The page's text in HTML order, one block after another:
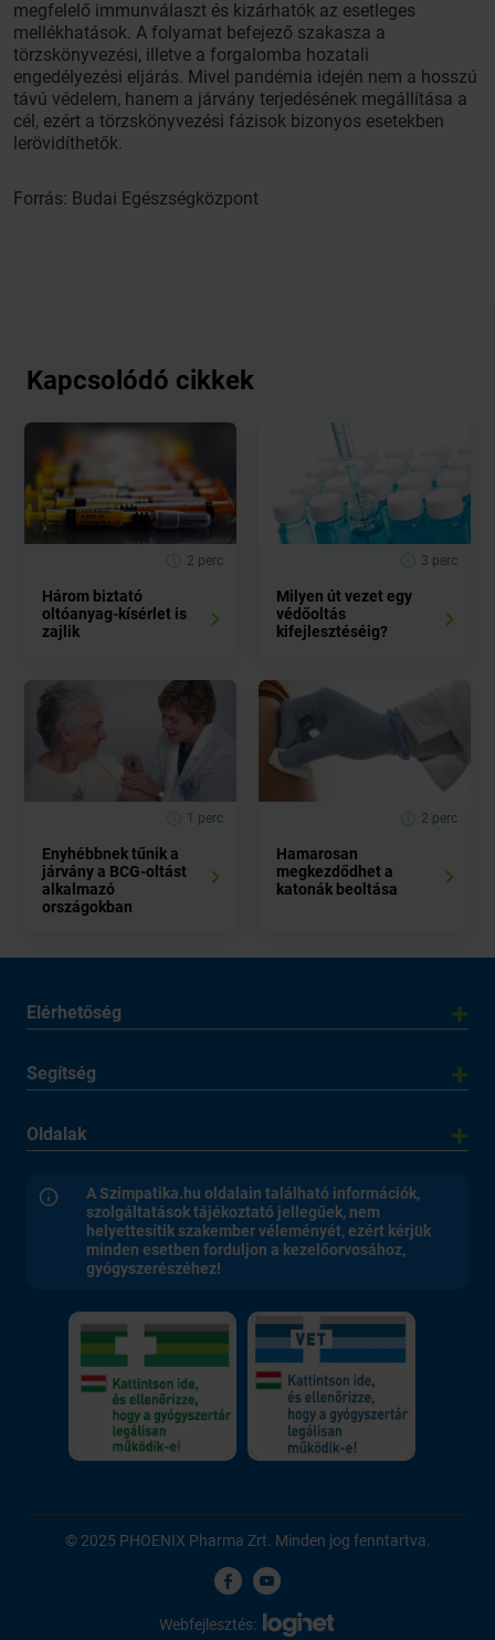
megfelelő immunválaszt és kizárhatók az esetleges
mellékhatások. A folyamat befejező szakasza a
törzskönyvezési, illetve a forgalomba hozatali
engedélyezési eljárás. Mivel pandémia idején nem a hosszú
távú védelem, hanem a járvány terjedésének megállítása a
cél, ezért a törzskönyvezési fázisok bizonyos esetekben
lerövidíthetők.
Forrás: Budai Egészségközpont
Kapcsolódó cikkek
2 perc
Három biztató
oltóanyag-kísérlet is
zajlik
3 perc
Milyen út vezet egy
védőoltás
kifejlesztéséig?
1 perc
Enyhébbnek tűnik a
járvány a BCG-oltást
alkalmazó
országokban
2 perc
Hamarosan
megkezdődhet a
katonák beoltása
Elérhetőség
Segítség
Oldalak
A Szimpatika.hu oldalain található információk,
szolgáltatások tájékoztató jellegűek, nem
helyettesítik szakember véleményét, ezért kérjük
minden esetben forduljon a kezelőorvosához,
gyógyszerészéhez!
© 2025 PHOENIX Pharma Zrt. Minden jog fenntartva.
Webfejlesztés: